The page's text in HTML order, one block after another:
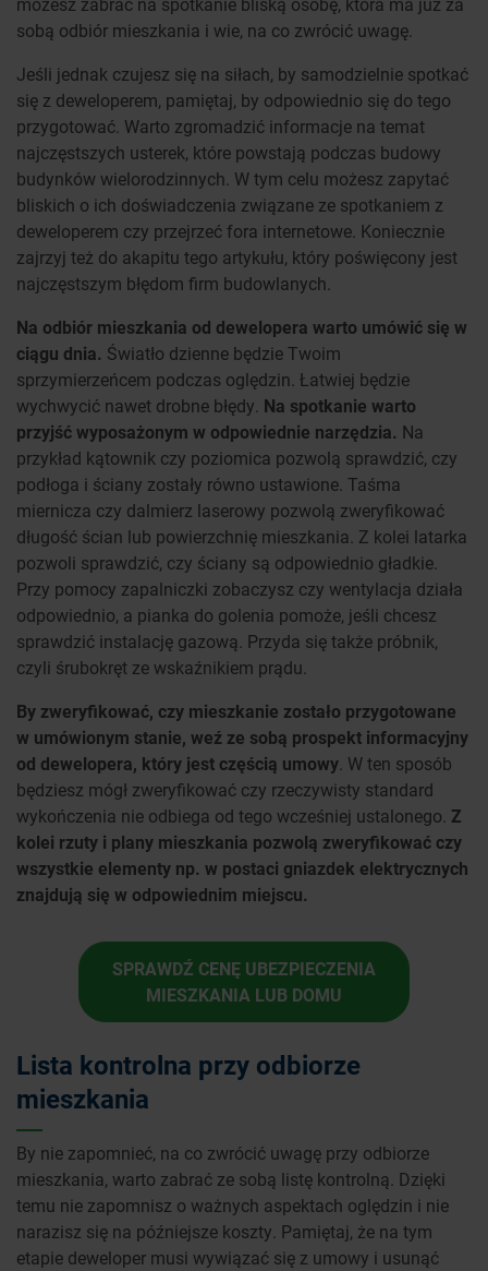
sobą odbiór mieszkania i wie, na co zwrócić uwagę.
Jeśli jednak czujesz się na siłach, by samodzielnie spotkać
się z deweloperem, pamiętaj, by odpowiednio się do tego
przygotować. Warto zgromadzić informacje na temat
najczęstszych usterek, które powstają podczas budowy
budynków wielorodzinnych. W tym celu możesz zapytać
bliskich o ich doświadczenia związane ze spotkaniem z
deweloperem czy przejrzeć fora internetowe. Koniecznie
zajrzyj też do akapitu tego artykułu, który poświęcony jest
najczęstszym błędom firm budowlanych.
Na odbiór mieszkania od dewelopera warto umówić się w
ciągu dnia. Światło dzienne będzie Twoim
sprzymierzeńcem podczas oględzin. Łatwiej będzie
wychwycić nawet drobne błędy. Na spotkanie warto
przyjść wyposażonym w odpowiednie narzędzia. Na
przykład kątownik czy poziomica pozwolą sprawdzić, czy
podłoga i ściany zostały równo ustawione. Taśma
miernicza czy dalmierz laserowy pozwolą zweryfikować
długość ścian lub powierzchnię mieszkania. Z kolei latarka
pozwoli sprawdzić, czy ściany są odpowiednio gładkie.
Przy pomocy zapalniczki zobaczysz czy wentylacja działa
odpowiednio, a pianka do golenia pomoże, jeśli chcesz
sprawdzić instalację gazową. Przyda się także próbnik,
czyli śrubokręt ze wskaźnikiem prądu.
By zweryfikować, czy mieszkanie zostało przygotowane
w umówionym stanie, weź ze sobą prospekt informacyjny
od dewelopera, który jest częścią umowy. W ten sposób
będziesz mógł zweryfikować czy rzeczywisty standard
wykończenia nie odbiega od tego wcześniej ustalonego. Z
kolei rzuty i plany mieszkania pozwolą zweryfikować czy
wszystkie elementy np. w postaci gniazdek elektrycznych
znajdują się w odpowiednim miejscu.
SPRAWDŹ CENĘ UBEZPIECZENIA
MIESZKANIA LUB DOMU
Lista kontrolna przy odbiorze
mieszkania
By nie zapomnieć, na co zwrócić uwagę przy odbiorze
mieszkania, warto zabrać ze sobą listę kontrolną. Dzięki
temu nie zapomnisz o ważnych aspektach oględzin i nie
narazisz się na późniejsze koszty. Pamiętaj, że na tym
etapie deweloper musi wywiązać się z umowy i usunąć